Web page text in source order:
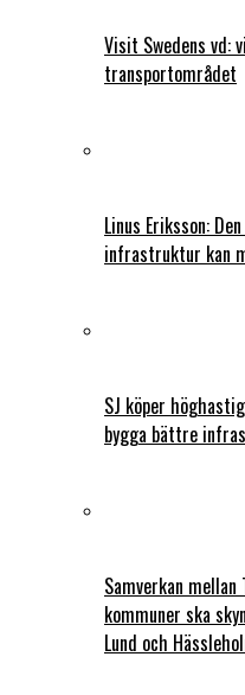
Visit Swedens
transportområdet
Linus Eriksson:
infrastruktur kan
SJ köper
bygga bättre
Samverkan
kommuner ska
Lund och